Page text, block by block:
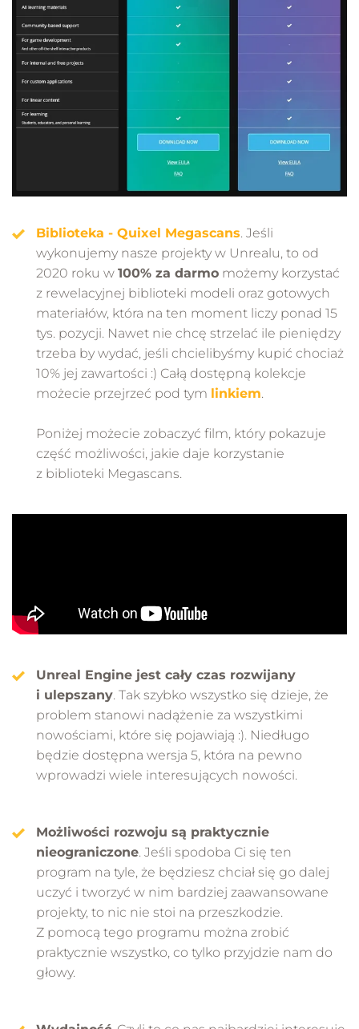
Biblioteka - Quixel Megascans. Jeśli
wykonujemy nasze projekty w Unrealu, to od
2020 roku w 100% za darmo możemy korzystać
z rewelacyjnej biblioteki modeli oraz gotowych
materiałów, która na ten moment liczy ponad 15
tys. pozycji. Nawet nie chcę strzelać ile pieniędzy
trzeba by wydać, jeśli chcielibyśmy kupić chociaż
10% jej zawartości :) Całą dostępną kolekcje
możecie przejrzeć pod tym linkiem.
Poniżej możecie zobaczyć film, który pokazuje
część możliwości, jakie daje korzystanie
z biblioteki Megascans.
Unreal Engine jest cały czas rozwijany
i ulepszany. Tak szybko wszystko się dzieje, że
problem stanowi nadążenie za wszystkimi
nowościami, które się pojawiają :). Niedługo
będzie dostępna wersja 5, która na pewno
wprowadzi wiele interesujących nowości.
Możliwości rozwoju są praktycznie
nieograniczone. Jeśli spodoba Ci się ten
program na tyle, że będziesz chciał się go dalej
uczyć i tworzyć w nim bardziej zaawansowane
projekty, to nic nie stoi na przeszkodzie.
Z pomocą tego programu można zrobić
praktycznie wszystko, co tylko przyjdzie nam do
głowy.